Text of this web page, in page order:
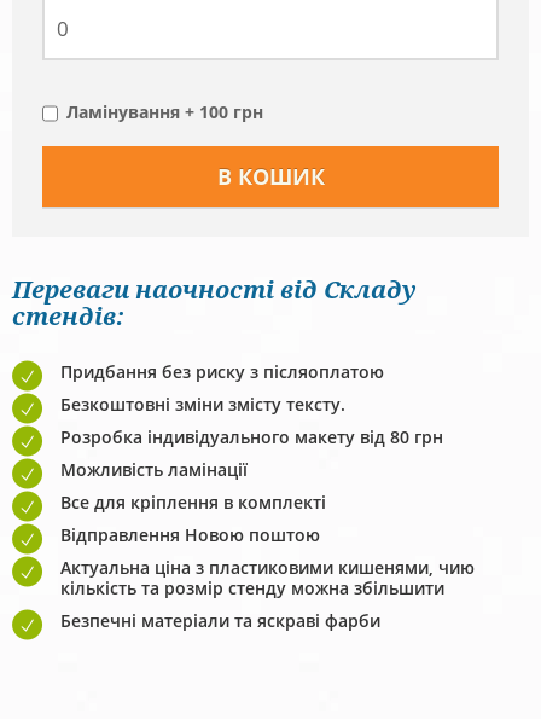
Ламінування + 100 грн
Переваги наочності від Складу
стендів:
Придбання без риску з післяоплатою
Безкоштовні зміни змісту тексту.
Розробка індивідуального макету від 80 грн
Можливість ламінації
Все для кріплення в комплекті
Відправлення Новою поштою
Актуальна ціна з пластиковими кишенями, чию
кількість та розмір стенду можна збільшити
Безпечні матеріали та яскраві фарби